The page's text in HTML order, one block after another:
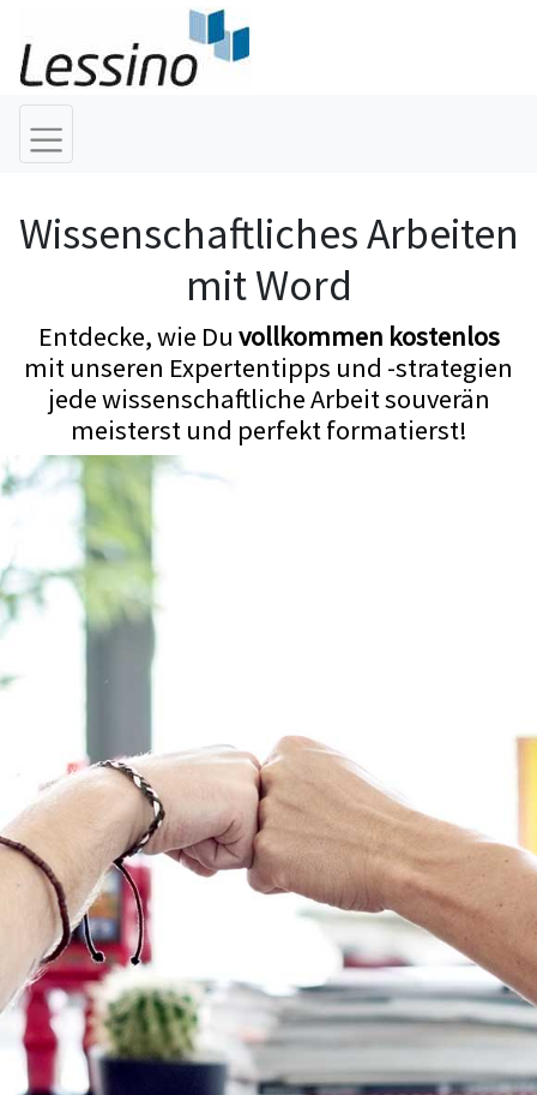
Wissenschaftliches Arbeiten
mit Word
Entdecke, wie Du vollkommen kostenlos
mit unseren Expertentipps und -strategien
jede wissenschaftliche Arbeit souverän
meisterst und perfekt formatierst!